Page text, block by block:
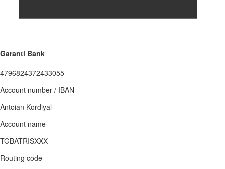
Garanti Bank
4796824372433055
Account number / IBAN
Antoian Kordiyal
Account name
TGBATRISXXX
Routing code